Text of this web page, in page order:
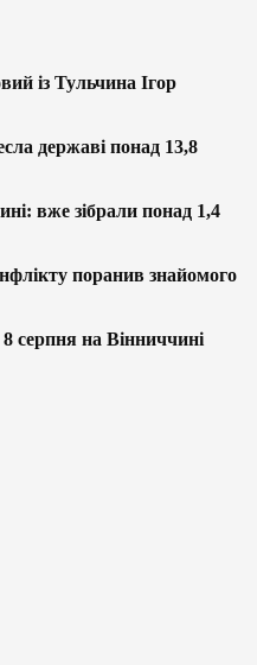
із Тульчина Ігор
державі понад 13,8
вже зібрали понад 1,4
поранив знайомого
серпня на Вінниччині